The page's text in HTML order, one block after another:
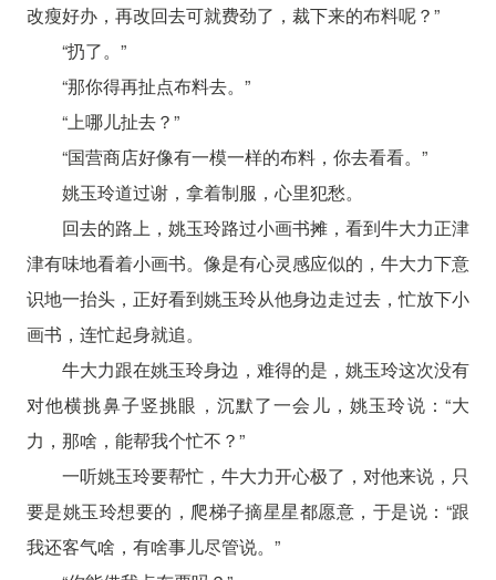
改瘦好办，再改回去可就费劲了，裁下来的布料呢？”
“扔了。”
“那你得再扯点布料去。”
“上哪儿扯去？”
“国营商店好像有一模一样的布料，你去看看。”
姚玉玲道过谢，拿着制服，心里犯愁。
回去的路上，姚玉玲路过小画书摊，看到牛大力正津
津有味地看着小画书。像是有心灵感应似的，牛大力下意
识地一抬头，正好看到姚玉玲从他身边走过去，忙放下小
画书，连忙起身就追。
牛大力跟在姚玉玲身边，难得的是，姚玉玲这次没有
对他横挑鼻子竖挑眼，沉默了一会儿，姚玉玲说：“大
力，那啥，能帮我个忙不？”
一听姚玉玲要帮忙，牛大力开心极了，对他来说，只
要是姚玉玲想要的，爬梯子摘星星都愿意，于是说：“跟
我还客气啥，有啥事儿尽管说。”